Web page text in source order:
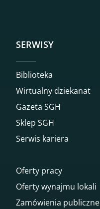
SERWISY
Biblioteka
Wirtualny dziekanat
Gazeta SGH
Sklep SGH
Serwis kariera
Oferty pracy
Oferty wynajmu lokali
Zamówienia publiczne